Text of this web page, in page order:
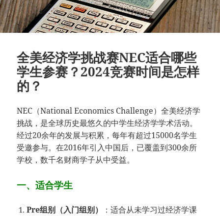
全美经济学挑战赛NEC适合哪些
学生参赛？2024竞赛时间是怎样
的？
NEC（National Economics Challenge）全美经济学
挑战，是全球历史最悠久的中学生经济学学术活动。
经过20余年的发展与积累，每年有超过15000名学生
受邀参与。在2016年引入中国后，已覆盖到300余所
学校，数千名财商学子从中受益。
一、适合学生
Pre组别（入门组别）
：适合从未学习过经济学课